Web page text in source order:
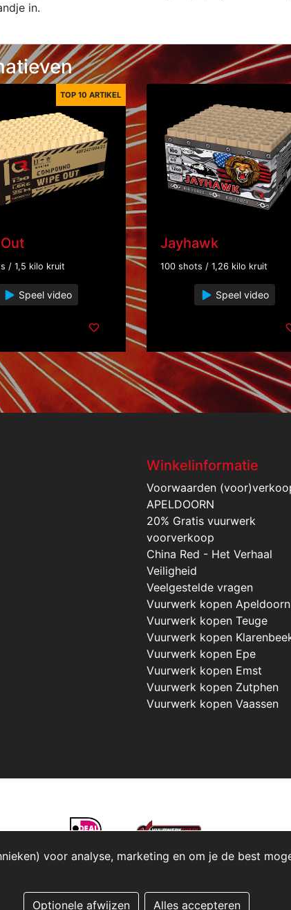
in.
TOP 10 ARTIKEL
/ 1,5 kilo kruit
Speel video
Jayhawk
100 shots / 1,26 kilo kruit
Speel video
voor analyse, marketing en om je de best
Optionele afwijzen Alles accepteren
Winkelinformatie
Voorwaarden
APELDOORN
20% Gratis vuurwerk
voorverkoop
China Red - Het Verhaal
Veiligheid
Veelgestelde vragen
Vuurwerk kopen Apeldoorn
Vuurwerk kopen Teuge
Vuurwerk kopen
Vuurwerk kopen Epe
Vuurwerk kopen Emst
Vuurwerk kopen Zutphen
Vuurwerk kopen Vaassen